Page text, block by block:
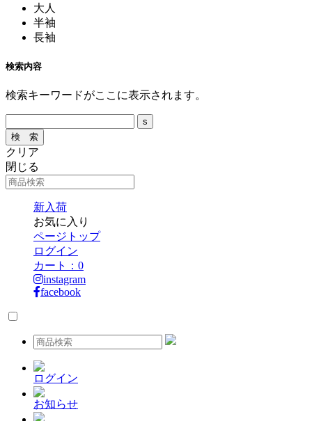
大人
半袖
長袖
検索内容
検索キーワードがここに表示されます。
クリア
閉じる
新入荷
お気に入り
ページトップ
ログイン
カート： 0
instagram
facebook
ログイン
お知らせ